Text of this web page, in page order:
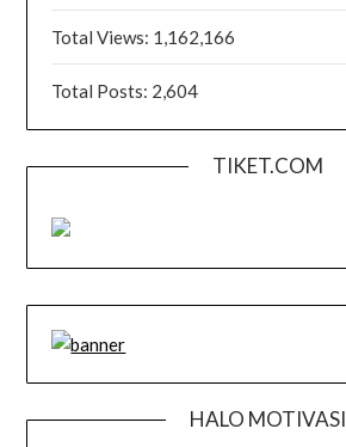
Total Views: 1,162,166
Total Posts: 2,604
TIKET.COM
HALO MOTIVASI